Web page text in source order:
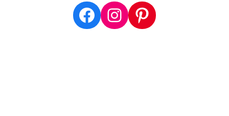
Facebook
Instagram
Pinterest